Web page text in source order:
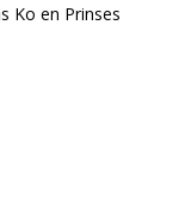
Ko en Prinses